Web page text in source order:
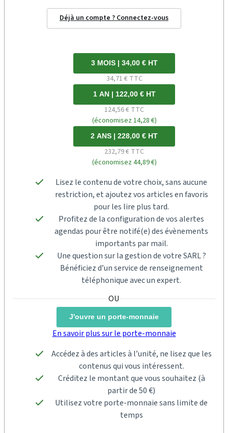
Déjà un compte ? Connectez-vous
3 MOIS | 34,00 € HT
34,71 € TTC
1 AN | 122,00 € HT
124,56 € TTC
(économisez 14,28 €)
2 ANS | 228,00 € HT
232,79 € TTC
(économisez 44,89 €)
Lisez le contenu de votre choix, sans aucune
restriction, et ajoutez vos articles en favoris
pour les lire plus tard.
Profitez de la configuration de vos alertes
agendas pour être notifé(e) des évènements
importants par mail.
Une question sur la gestion de votre SARL ?
Bénéficiez d’un service de renseignement
téléphonique avec un expert.
J'ouvre un porte-monnaie
En savoir plus sur le porte-monnaie
Accédez à des articles à l’unité, ne lisez que les
contenus qui vous intéressent.
Créditez le montant que vous souhaitez (à
partir de 50 €)
Utilisez votre porte-monnaie sans limite de
temps